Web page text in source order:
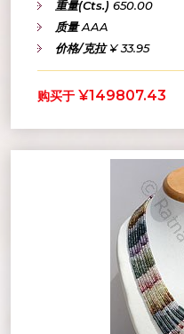
重量(Cts.) 650.00
质量AAA
价格/克拉¥ 33.95
购买于 ¥149807.43